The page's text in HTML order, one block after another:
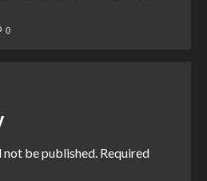
0
not be published. Required